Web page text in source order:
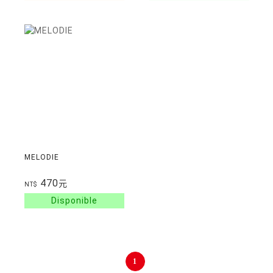
MELODIE
NT$ 470元
1